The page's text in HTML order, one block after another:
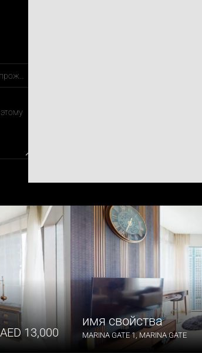
AED 13,000
имя свойства
MARINA GATE 1, MARINA GATE